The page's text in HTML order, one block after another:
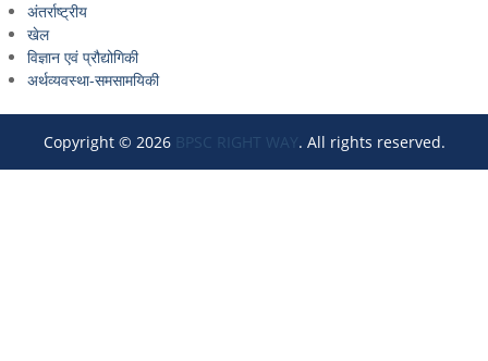
अंतर्राष्ट्रीय
खेल
विज्ञान एवं प्रौद्योगिकी
अर्थव्यवस्था-समसामयिकी
Copyright © 2026 BPSC RIGHT WAY . All rights reserved.